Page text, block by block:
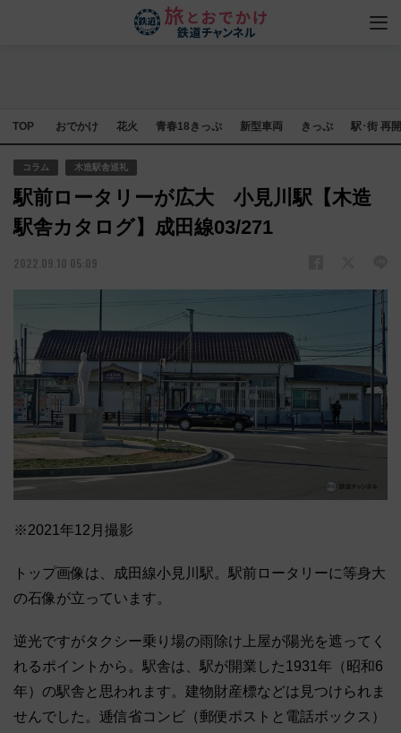
TOP おでかけ 花火 青春18きっぷ 新型車両 きっぷ 駅･街 再
コラム 木造駅舎巡礼
駅前ロータリーが広大 小見川駅【木造
駅舎カタログ】成田線03/271
2022.09.10 05:09
※2021年12月撮影
トップ画像は、成田線小見川駅。駅前ロータリーに等身大
の石像が立っています。
逆光ですがタクシー乗り場の雨除け上屋が陽光を遮ってく
れるポイントから。駅舎は、駅が開業した1931年（昭和6
年）の駅舎と思われます。建物財産標などは見つけられま
せんでした。逓信省コンビ（郵便ポストと電話ボックス）